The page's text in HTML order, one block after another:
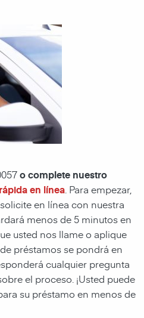
o complete nuestro
en línea . Para empezar,
en línea con nuestra
menos de 5 minutos en
usted nos llame o aplique
préstamos se pondrá en
cualquier pregunta
el proceso. ¡Usted puede
su préstamo en menos de